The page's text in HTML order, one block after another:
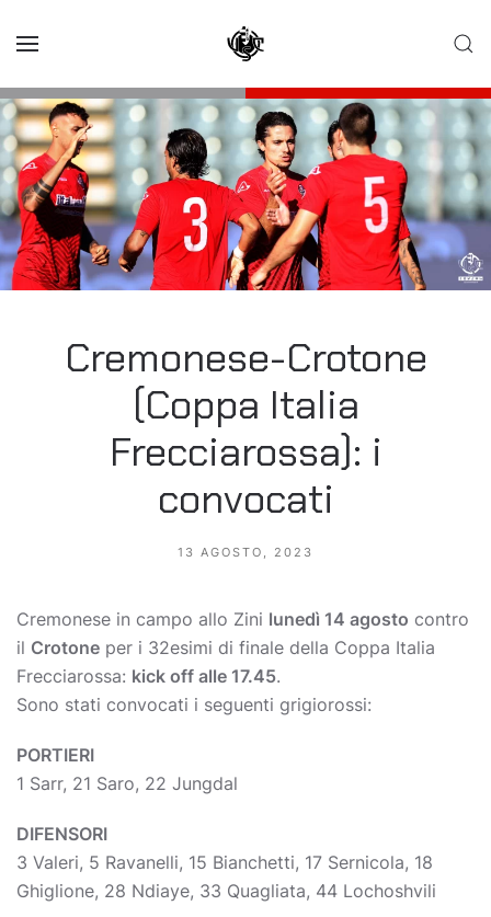
Cremonese-Crotone
(Coppa Italia
Frecciarossa): i
convocati
13 AGOSTO, 2023
Cremonese in campo allo Zini lunedì 14 agosto contro
il Crotone per i 32esimi di finale della Coppa Italia
Frecciarossa: kick off alle 17.45.
Sono stati convocati i seguenti grigiorossi:
PORTIERI
1 Sarr, 21 Saro, 22 Jungdal
DIFENSORI
3 Valeri, 5 Ravanelli, 15 Bianchetti, 17 Sernicola, 18
Ghiglione, 28 Ndiaye, 33 Quagliata, 44 Lochoshvili